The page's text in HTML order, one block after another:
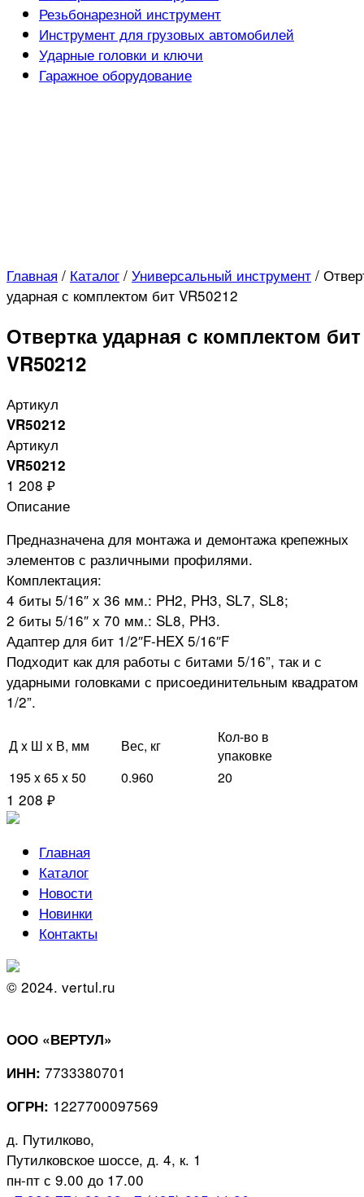
Резьбонарезной инструмент
Инструмент для грузовых автомобилей
Ударные головки и ключи
Гаражное оборудование
Главная / Каталог / Универсальный инструмент /
ударная с комплектом бит VR50212
Отвертка ударная с комплектом бит
VR50212
Артикул
VR50212
Артикул
VR50212
1 208 ₽
Описание
Предназначена для монтажа и демонтажа крепежных
элементов с различными профилями.
Комплектация:
4 биты 5/16″ х 36 мм.: PH2, PH3, SL7, SL8;
2 биты 5/16″ х 70 мм.: SL8, PH3.
Адаптер для бит 1/2″F-HEX 5/16″F
Подходит как для работы с битами 5/16”, так и с
ударными головками с присоединительным квадратом
1/2”.
Д x Ш x В, мм Вес, кг
Кол-во в
упаковке
195 x 65 x 50
0.960 20
1 208 ₽
Главная
Каталог
Новости
Новинки
Контакты
© 2024. vertul.ru
ООО «ВЕРТУЛ»
ИНН: 7733380701
ОГРН: 1227700097569
д. Путилково,
Путилковское шоссе, д. 4, к. 1
пн-пт с 9.00 до 17.00